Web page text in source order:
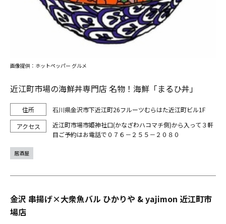
近江町市場の海鮮丼専門店 名物！海鮮「まるひ丼」
石川県金沢市下近江町26フルーツむらはた近江町ビル1F
近江町市場市姫神社口(かなざわハコマチ側)から入って３軒
目ご予約はお電話で０７６－２５５－２０８０
画像提供：ホットペッパー グルメ
居酒屋
金沢 串揚げ×大衆魚バル ひかりや & yajimon 近江町市
場店